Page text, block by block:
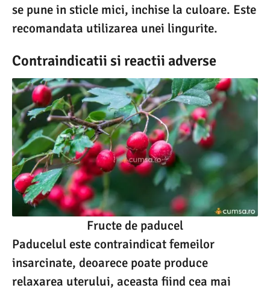
se pune in sticle mici, inchise la culoare. Este
recomandata utilizarea unei lingurite.
Contraindicatii si reactii adverse
Fructe de paducel
Paducelul este contraindicat femeilor
insarcinate, deoarece poate produce
relaxarea uterului, aceasta fiind cea mai